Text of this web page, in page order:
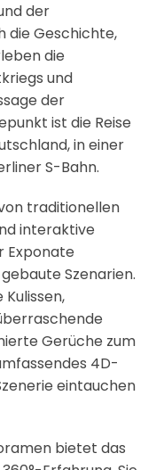
der
die Geschichte,
die
und
der
ist die Reise
in einer
S-Bahn.
traditionellen
interaktive
Exponate
Szenarien.
Gerüche zum
4D-
eintauchen
bietet das